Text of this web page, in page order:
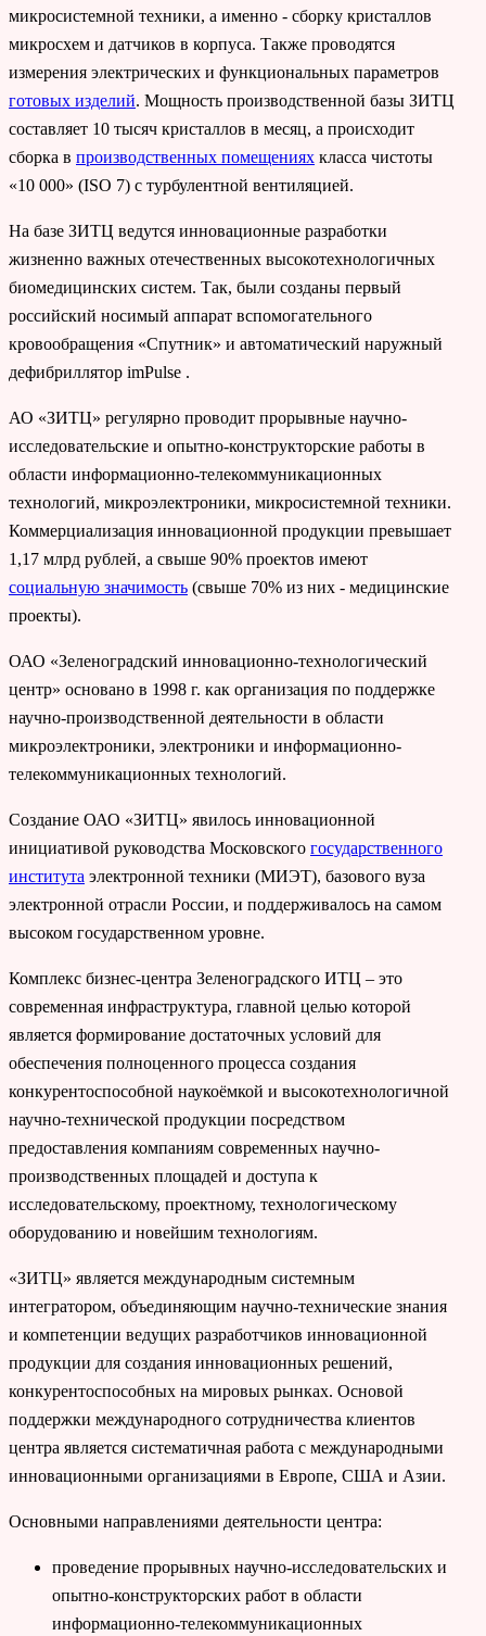
микросистемной техники, а именно - сборку кристаллов
микросхем и датчиков в корпуса. Также проводятся
измерения электрических и функциональных параметров
готовых изделий. Мощность производственной базы ЗИТЦ
составляет 10 тысяч кристаллов в месяц, а происходит
сборка в производственных помещениях класса чистоты
«10 000» (ISO 7) с турбулентной вентиляцией.
На базе ЗИТЦ ведутся инновационные разработки
жизненно важных отечественных высокотехнологичных
биомедицинских систем. Так, были созданы первый
российский носимый аппарат вспомогательного
кровообращения «Спутник» и автоматический наружный
дефибриллятор imPulse .
АО «ЗИТЦ» регулярно проводит прорывные научно-
исследовательские и опытно-конструкторские работы в
области информационно-телекоммуникационных
технологий, микроэлектроники, микросистемной техники.
Коммерциализация инновационной продукции превышает
1,17 млрд рублей, а свыше 90% проектов имеют
социальную значимость (свыше 70% из них - медицинские
проекты).
ОАО «Зеленоградский инновационно-технологический
центр» основано в 1998 г. как организация по поддержке
научно-производственной деятельности в области
микроэлектроники, электроники и информационно-
телекоммуникационных технологий.
Создание ОАО «ЗИТЦ» явилось инновационной
инициативой руководства Московского государственного
института электронной техники (МИЭТ), базового вуза
электронной отрасли России, и поддерживалось на самом
высоком государственном уровне.
Комплекс бизнес-центра Зеленоградского ИТЦ – это
современная инфраструктура, главной целью которой
является формирование достаточных условий для
обеспечения полноценного процесса создания
конкурентоспособной наукоёмкой и высокотехнологичной
научно-технической продукции посредством
предоставления компаниям современных научно-
производственных площадей и доступа к
исследовательскому, проектному, технологическому
оборудованию и новейшим технологиям.
«ЗИТЦ» является международным системным
интегратором, объединяющим научно-технические знания
и компетенции ведущих разработчиков инновационной
продукции для создания инновационных решений,
конкурентоспособных на мировых рынках. Основой
поддержки международного сотрудничества клиентов
центра является систематичная работа с международными
инновационными организациями в Европе, США и Азии.
Основными направлениями деятельности центра:
проведение прорывных научно-исследовательских и
опытно-конструкторских работ в области
информационно-телекоммуникационных